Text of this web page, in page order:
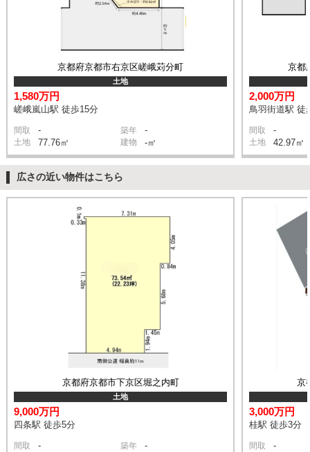
京都府京都市右京区嵯峨苅分町
土地
1,580万円
嵯峨嵐山駅 徒歩15分
間取 - 築年 -
土地 77.76㎡ 建物 -㎡
京都
2,000万円
鳥羽街道駅 徒
間取 -
土地 42.97㎡
広さの近い物件はこちら
京都府京都市下京区堀之内町
土地
9,000万円
四条駅 徒歩5分
間取 - 築年 -
京
3,000万円
桂駅 徒歩3分
間取 -